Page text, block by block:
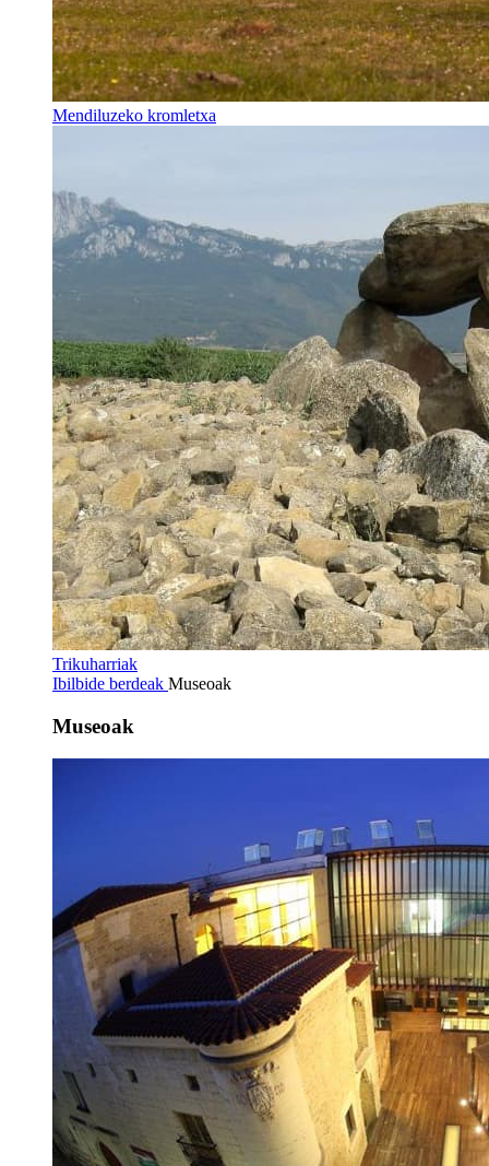
Mendiluzeko kromletxa
Trikuharriak
Ibilbide berdeak Museoak
Museoak